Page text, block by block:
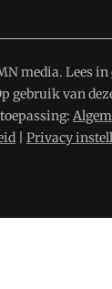
media. Lees in
gebruik van
Privacy